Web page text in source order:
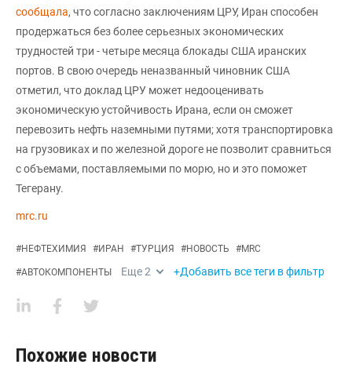
сообщала, что согласно заключениям ЦРУ, Иран способен
продержаться без более серьезных экономических
трудностей три - четыре месяца блокады США иранских
портов. В свою очередь неназванный чиновник США
отметил, что доклад ЦРУ может недооценивать
экономическую устойчивость Ирана, если он сможет
перевозить нефть наземными путями; хотя транспортировка
на грузовиках и по железной дороге не позволит сравниться
с объемами, поставляемыми по морю, но и это поможет
Тегерану.
mrc.ru
#НЕФТЕХИМИЯ #ИРАН #ТУРЦИЯ #НОВОСТЬ #MRC
#АВТОКОМПОНЕНТЫ Еще2 +Добавить все теги в фильтр
Похожие новости